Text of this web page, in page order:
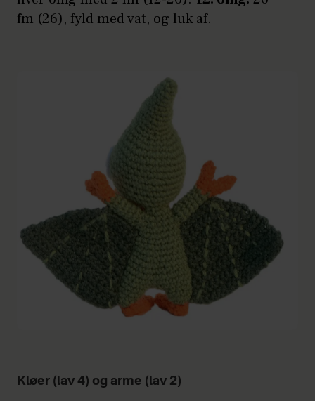
fm (26), fyld med vat, og luk af.
Kløer (lav 4) og arme (lav 2)